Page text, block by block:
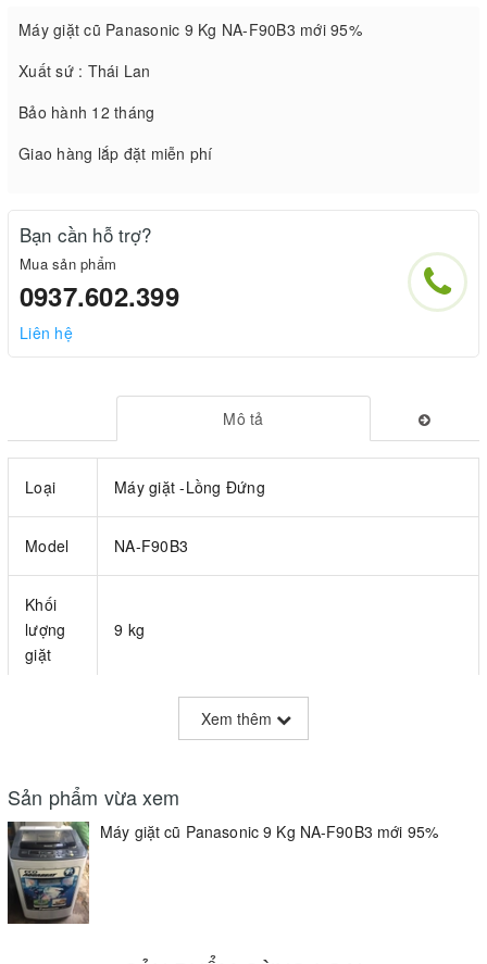
Máy giặt cũ Panasonic 9 Kg NA-F90B3 mới 95%
Xuất sứ : Thái Lan
Bảo hành 12 tháng
Giao hàng lắp đặt miễn phí
Bạn cần hỗ trợ?
Mua sản phẩm
0937.602.399
Liên hệ
Mô tả
Loại Máy giặt -Lồng Đứng
Model NA-F90B3
Khối
lượng
giặt
9 kg
Tốc Độ
Vắt
740 vòng/phút
Kích
thước
Xem thêm
Sản phẩm vừa xem
Máy giặt cũ Panasonic 9 Kg NA-F90B3 mới 95%